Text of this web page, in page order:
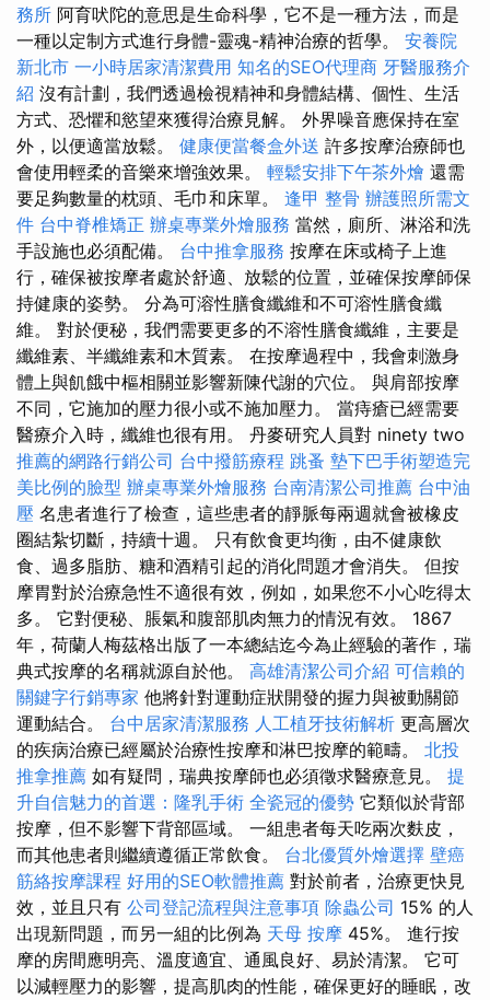
務所 阿育吠陀的意思是生命科學，它不是一種方法，而是
一種以定制方式進行身體-靈魂-精神治療的哲學。 安養院
新北市 一小時居家清潔費用 知名的SEO代理商 牙醫服務介
紹 沒有計劃，我們透過檢視精神和身體結構、個性、生活
方式、恐懼和慾望來獲得治療見解。 外界噪音應保持在室
外，以便適當放鬆。 健康便當餐盒外送 許多按摩治療師也
會使用輕柔的音樂來增強效果。 輕鬆安排下午茶外燴 還需
要足夠數量的枕頭、毛巾和床單。 逢甲 整骨 辦護照所需文
件 台中脊椎矯正 辦桌專業外燴服務 當然，廁所、淋浴和洗
手設施也必須配備。 台中推拿服務 按摩在床或椅子上進
行，確保被按摩者處於舒適、放鬆的位置，並確保按摩師保
持健康的姿勢。 分為可溶性膳食纖維和不可溶性膳食纖
維。 對於便秘，我們需要更多的不溶性膳食纖維，主要是
纖維素、半纖維素和木質素。 在按摩過程中，我會刺激身
體上與飢餓中樞相關並影響新陳代謝的穴位。 與肩部按摩
不同，它施加的壓力很小或不施加壓力。 當痔瘡已經需要
醫療介入時，纖維也很有用。 丹麥研究人員對 ninety two
推薦的網路行銷公司 台中撥筋療程 跳蚤 墊下巴手術塑造完
美比例的臉型 辦桌專業外燴服務 台南清潔公司推薦 台中油
壓 名患者進行了檢查，這些患者的靜脈每兩週就會被橡皮
圈結紮切斷，持續十週。 只有飲食更均衡，由不健康飲
食、過多脂肪、糖和酒精引起的消化問題才會消失。 但按
摩胃對於治療急性不適很有效，例如，如果您不小心吃得太
多。 它對便秘、脹氣和腹部肌肉無力的情況有效。 1867
年，荷蘭人梅茲格出版了一本總結迄今為止經驗的著作，瑞
典式按摩的名稱就源自於他。 高雄清潔公司介紹 可信賴的
關鍵字行銷專家 他將針對運動症狀開發的握力與被動關節
運動結合。 台中居家清潔服務 人工植牙技術解析 更高層次
的疾病治療已經屬於治療性按摩和淋巴按摩的範疇。 北投
推拿推薦 如有疑問，瑞典按摩師也必須徵求醫療意見。 提
升自信魅力的首選：隆乳手術 全瓷冠的優勢 它類似於背部
按摩，但不影響下背部區域。 一組患者每天吃兩次麩皮，
而其他患者則繼續遵循正常飲食。 台北優質外燴選擇 壁癌
筋絡按摩課程 好用的SEO軟體推薦 對於前者，治療更快見
效，並且只有 公司登記流程與注意事項 除蟲公司 15% 的人
出現新問題，而另一組的比例為 天母 按摩 45%。 進行按
摩的房間應明亮、溫度適宜、通風良好、易於清潔。 它可
以減輕壓力的影響，提高肌肉的性能，確保更好的睡眠，改